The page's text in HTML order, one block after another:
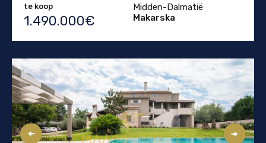
te koop
1.490.000€
Midden-Dalmatië
Makarska